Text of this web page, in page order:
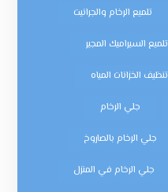
تلميع الرخام والجرانيت
تلميع السيراميك المجير
تنظيف الخزانات المياه
جلي الرخام
جلي الرخام بالصاروخ
جلي الرخام في المنزل